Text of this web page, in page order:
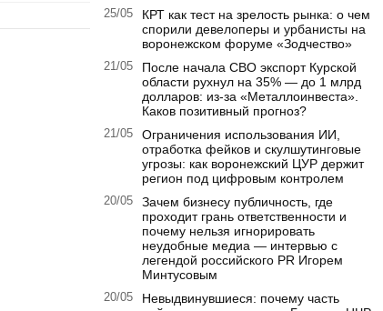
25/05
КРТ как тест на зрелость рынка: о чем
спорили девелоперы и урбанисты на
воронежском форуме «Зодчество»
21/05
После начала СВО экспорт Курской
области рухнул на 35% — до 1 млрд
долларов: из-за «Металлоинвеста».
Каков позитивный прогноз?
21/05
Ограничения использования ИИ,
отработка фейков и скулшутинговые
угрозы: как воронежский ЦУР держит
регион под цифровым контролем
20/05
Зачем бизнесу публичность, где
проходит грань ответственности и
почему нельзя игнорировать
неудобные медиа — интервью с
легендой российского PR Игорем
Минтусовым
20/05
Невыдвинувшиеся: почему часть